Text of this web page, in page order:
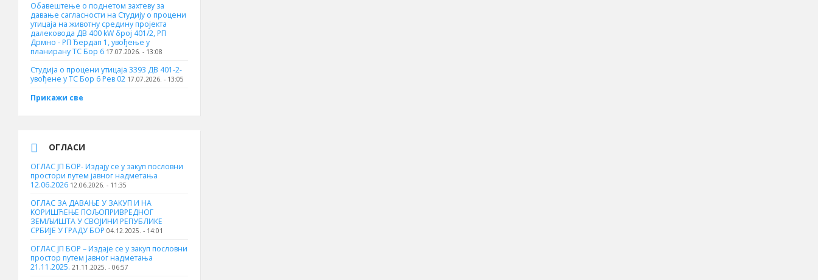
Обавештење о поднетом захтеву за
давање сагласности на Студију о процени
утицаја на животну средину пројекта
далековода ДВ 400 kW број 401/2, РП
Дрмно - РП Ђердап 1, увођење у
планирану ТС Бор 6 17.07.2026. - 13:08
Студија о процени утицаја 3393 ДВ 401-2-
увођене у ТС Бор 6 Рев 02 17.07.2026. - 13:05
Прикажи све
ОГЛАСИ
ОГЛАС ЈП БОР- Издају се у закуп пословни
простори путем јавног надметања
12.06.2026 12.06.2026. - 11:35
ОГЛАС ЗА ДАВАЊЕ У ЗАКУП И НА
КОРИШЋЕЊЕ ПОЉОПРИВРЕДНОГ
ЗЕМЉИШТА У СВОЈИНИ РЕПУБЛИКЕ
СРБИЈЕ У ГРАДУ БОР 04.12.2025. - 14:01
ОГЛАС ЈП БОР – Издаје се у закуп пословни
простор путем јавног надметања
21.11.2025. 21.11.2025. - 06:57